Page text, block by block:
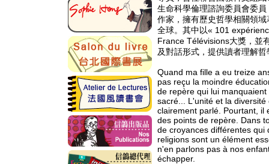
生命科學倫理諮詢委員會委
作家，擁有歷史哲學相關領
全球。其中以« 101
France Télévisions大獎，並
及對話形式，提供讀者理解
Quand ma fille a eu treize
pas reçu la moindre
de repère qui lui
sacré... L'unité et la
clairement parlé. Pourtant, il
des points de repère. Dans
de croyances différentes
religions sont un élément
n'en parlons pas à nos
échapper.